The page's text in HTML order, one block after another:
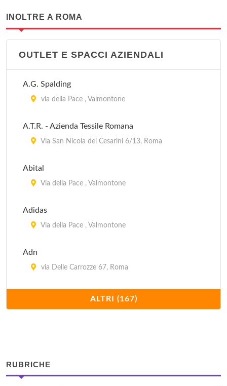
INOLTRE A ROMA
OUTLET E SPACCI AZIENDALI
A.G. Spalding
via della Pace , Valmontone
A.T.R. - Azienda Tessile Romana
Via San Nicola dei Cesarini 6/13, Roma
Abital
Via della Pace , Valmontone
Adidas
Via della Pace , Valmontone
Adn
via Delle Carrozze 67, Roma
via Ponte di Piscina Cupa , Castel Romano
Alicanti
ALTRI (167)
RUBRICHE